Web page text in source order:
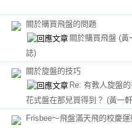
關於購買飛盤的問題
關於購買飛盤 (黃
誌)
關於旋盤的技巧
Re: 有教人旋盤
花式盤在那兒買得到？ (黃一
Frisbee～飛盤滿天飛的校慶運